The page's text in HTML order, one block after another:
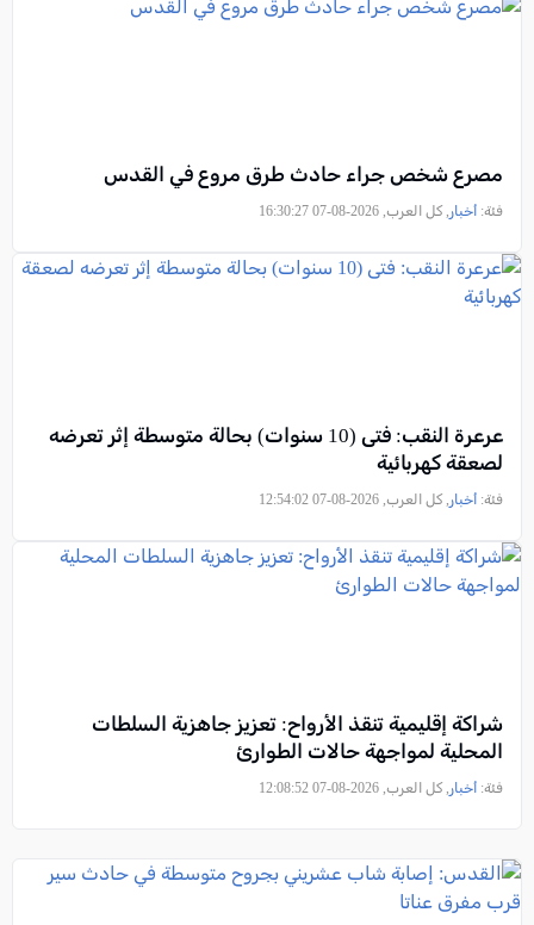
مصرع شخص جراء حادث طرق مروع في القدس
فئة: أخبار , كل العرب, 2026-08-07 16:30:27
عرعرة النقب: فتى (10 سنوات) بحالة متوسطة إثر تعرضه
لصعقة كهربائية
فئة: أخبار , كل العرب, 2026-08-07 12:54:02
شراكة إقليمية تنقذ الأرواح: تعزيز جاهزية السلطات
المحلية لمواجهة حالات الطوارئ
فئة: أخبار , كل العرب, 2026-08-07 12:08:52